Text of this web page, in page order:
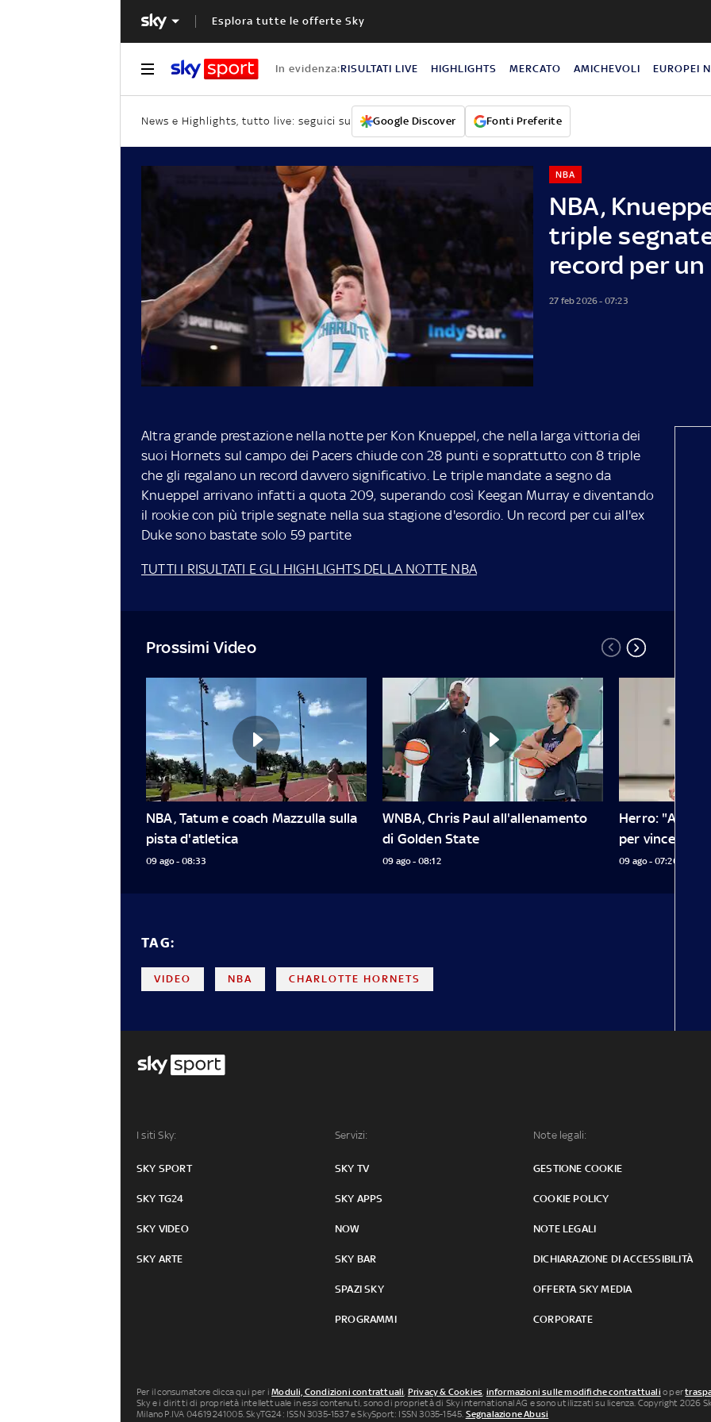
Esplora tutte le offerte Sky
In evidenza:RISULTATI LIVE HIGHLIGHTS MERCATO AMICHEVOLI EUROPEI
News e Highlights, tutto live: seguici su Google Discover Fonti Preferite
NBA,
triple
record per
NBA
27 feb 2026 - 07:23
Altra grande prestazione nella notte per Kon Knueppel, che nella larga vittoria dei
suoi Hornets sul campo dei Pacers chiude con 28 punti e soprattutto con 8 triple
che gli regalano un record davvero significativo. Le triple mandate a segno da
Knueppel arrivano infatti a quota 209, superando così Keegan Murray e diventando
il rookie con più triple segnate nella sua stagione d'esordio. Un record per cui all'ex
Duke sono bastate solo 59 partite
TUTTI I RISULTATI E GLI HIGHLIGHTS DELLA NOTTE NBA
Prossimi Video
NBA, Tatum e coach Mazzulla sulla
pista d'atletica
09 ago - 08:33
WNBA, Chris Paul all'allenamento
di Golden State
09 ago - 08:12
Herro: "A
per vincere"
09 ago - 07:20
TAG:
VIDEO NBA CHARLOTTE HORNETS
I siti Sky:
SKY SPORT
SKY TG24
SKY VIDEO
SKY ARTE
Servizi:
SKY TV
SKY APPS
NOW
SKY BAR
SPAZI SKY
PROGRAMMI
Note legali:
GESTIONE COOKIE
COOKIE POLICY
NOTE LEGALI
DICHIARAZIONE DI ACCESSIBILITÀ
OFFERTA SKY MEDIA
CORPORATE
Per il consumatore clicca qui per iModuli, Condizioni contrattuali, Privacy & Cookies, informazioni sulle modifiche contrattuali o per
Sky e i diritti di proprietà intellettuale in essi contenuti, sono di proprietà di Sky international AG e sono utilizzati su licenza. Copyright 2026
Milano P.IVA 04619241005. SkyTG24: ISSN 3035-1537 e SkySport: ISSN 3035-1545. Segnalazione Abusi